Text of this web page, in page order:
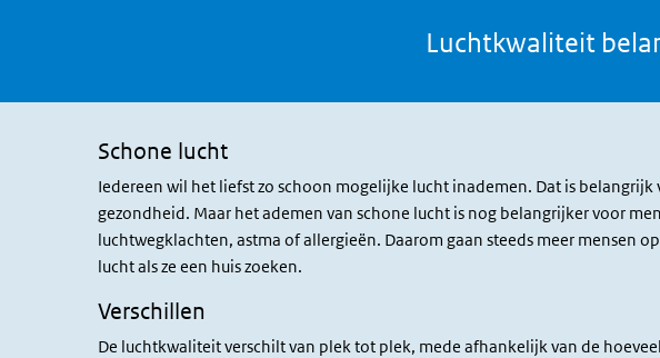
Luchtkwaliteit
Schone lucht
Iedereen wil het liefst zo schoon mogelijke lucht inademen. Dat is belangrijk
gezondheid. Maar het ademen van schone lucht is nog belangrijker voor
luchtwegklachten, astma of allergieën. Daarom gaan steeds meer mensen
lucht als ze een huis zoeken.
Verschillen
De luchtkwaliteit verschilt van plek tot plek, mede afhankelijk van de